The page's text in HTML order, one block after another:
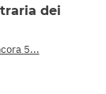
dei
5...